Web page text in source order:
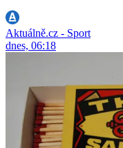
Aktuálně.cz - Sport
dnes, 06:18